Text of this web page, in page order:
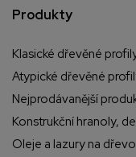
Produkty
Klasické dřevěné
Atypické dřevěné
Nejprodávanější
Konstrukční hranoly,
Oleje a lazury na dřevo